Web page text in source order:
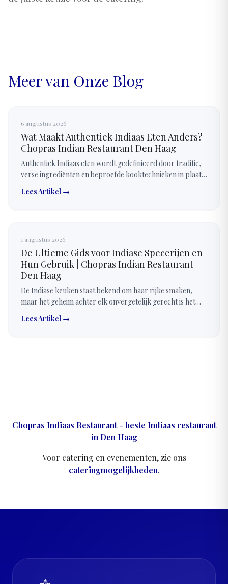
Meer van Onze Blog
6 augustus 2026
Wat Maakt Authentiek Indiaas Eten Anders? |
Chopras Indian Restaurant Den Haag
Authentiek Indiaas eten wordt gedefinieerd door traditie,
verse ingrediënten en beproefde kooktechnieken in plaats
van alleen specerijen. Elk gerecht wordt bereid met
zorgvuldig gebalanceerde smaken.
Lees Artikel →
1 augustus 2026
De Ultieme Gids voor Indiase Specerijen en
Hun Gebruik | Chopras Indian Restaurant
Den Haag
De Indiase keuken staat bekend om haar rijke smaken,
maar het geheim achter elk onvergetelijk gerecht is het
zorgvuldige gebruik van specerijen. Ontdek hoe
authentieke Indiase smaken laag voor laag worden
Lees Artikel →
Chopras Indiaas Restaurant - beste Indiaas restaurant
in Den Haag
Voor catering en evenementen, zie ons
cateringmogelijkheden.